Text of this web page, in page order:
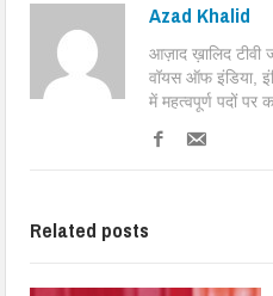
Azad Khalid
आज़ाद ख़ालिद टीवी
वॉयस ऑफ इंडिया,
में महत्वपूर्ण पदों पर
Related posts